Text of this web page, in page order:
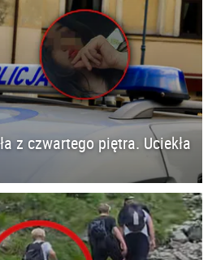
z czwartego piętra. Uciekła